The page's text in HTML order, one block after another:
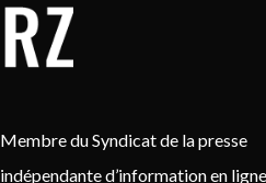
Membre du Syndicat de la presse
indépendante d’information en ligne